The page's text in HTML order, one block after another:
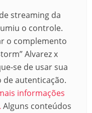
streaming da
o controle.
o complemento
Alvarez x
se de usar sua
de autenticação.
informações
Alguns conteúdos